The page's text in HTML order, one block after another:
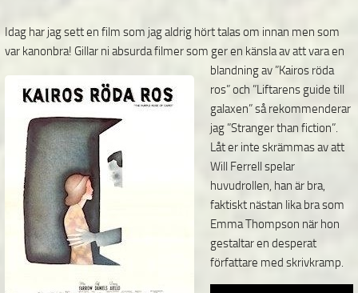
Idag har jag sett en film som jag aldrig hört talas om innan men som
var kanonbra! Gillar ni absurdafilmer som ger en känsla av att vara en
blandning av ”Kairos röda
ros” och ”Liftarens guide till
galaxen” så rekommenderar
jag ”Stranger than fiction”.
Låt er inte skrämmas av att
Will Ferrell spelar
huvudrollen, han är bra,
faktiskt nästan lika bra som
Emma Thompson när hon
gestaltar en desperat
författare med skrivkramp.